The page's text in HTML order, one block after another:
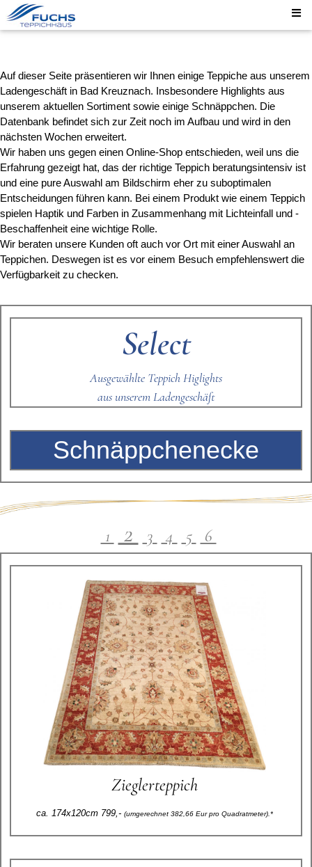
Auf dieser Seite präsentieren wir Ihnen einige Teppiche aus unserem
Ladengeschäft in Bad Kreuznach. Insbesondere Highlights aus
unserem aktuellen Sortiment sowie einige Schnäppchen. Die
Datenbank befindet sich zur Zeit noch im Aufbau und wird in den
nächsten Wochen erweitert.
Wir haben uns gegen einen Online-Shop entschieden, weil uns die
Erfahrung gezeigt hat, das der richtige Teppich beratungsintensiv ist
und eine pure Auswahl am Bildschirm eher zu suboptimalen
Entscheidungen führen kann. Bei einem Produkt wie einem Teppich
spielen Haptik und Farben in Zusammenhang mit Lichteinfall und -
Beschaffenheit eine wichtige Rolle.
Wir beraten unsere Kunden oft auch vor Ort mit einer Auswahl an
Teppichen. Deswegen ist es vor einem Besuch empfehlenswert die
Verfügbarkeit zu checken.
Select
Ausgewählte Teppich Higlights
aus unserem Ladengeschäft
Schnäppchenecke
1 2 3 4 5 6
Zieglerteppich
ca. 174x120cm 799,- (umgerechnet 382,66 Eur pro Quadratmeter).*